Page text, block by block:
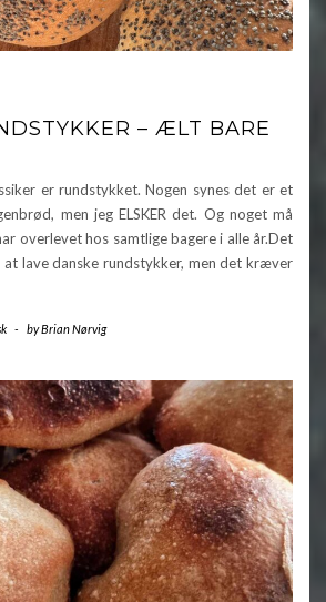
– ÆLT BARE
er rundstykket. Nogen synes det er et
men jeg ELSKER det. Og noget må
overlevet hos samtlige bagere i alle år.Det
lave danske rundstykker, men det kræver
- byBrian Nørvig